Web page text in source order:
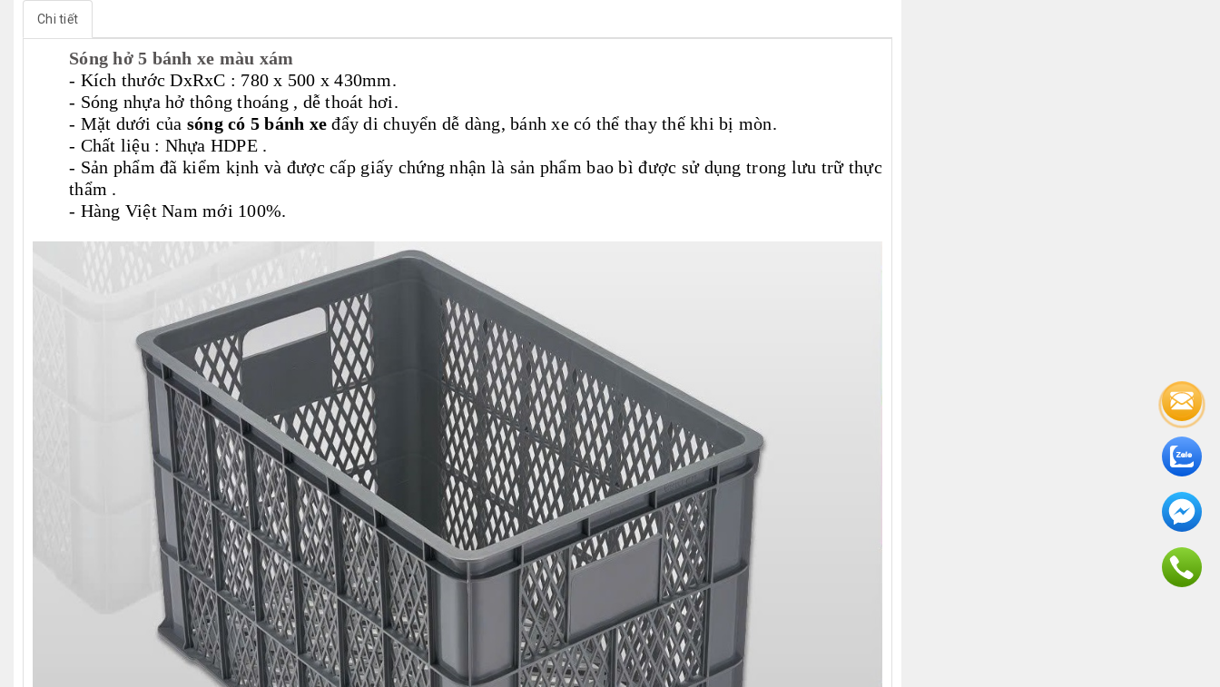
Chi tiết
Sóng hở 5 bánh xe màu xám
- Kích thước DxRxC : 780 x 500 x 430mm.
- Sóng nhựa hở thông thoáng , dễ thoát hơi.
- Mặt dưới của sóng có 5 bánh xe đẩy di chuyển dễ dàng, bánh xe có thể thay thế khi bị mòn.
- Chất liệu : Nhựa HDPE .
- Sản phẩm đã kiểm kịnh và được cấp giấy chứng nhận là sản phẩm bao bì được sử dụng trong lưu trữ thực
thẩm .
- Hàng Việt Nam mới 100%.